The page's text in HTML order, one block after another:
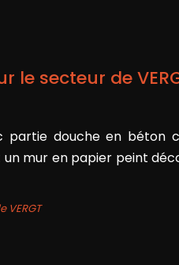
le secteur de
partie douche en béton
mur en papier peint